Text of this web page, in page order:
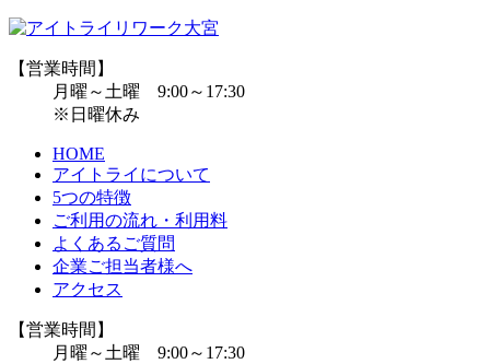
【営業時間】
月曜～土曜 9:00～17:30
※日曜休み
HOME
アイトライについて
5つの特徴
ご利用の流れ・利用料
よくあるご質問
企業ご担当者様へ
アクセス
【営業時間】
月曜～土曜 9:00～17:30